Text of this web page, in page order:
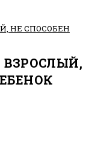
НЕ СПОСОБЕН
ВЗРОСЛЫЙ,